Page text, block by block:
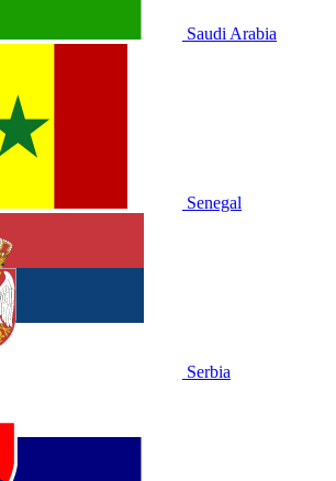
Saudi Arabia
Senegal
Serbia